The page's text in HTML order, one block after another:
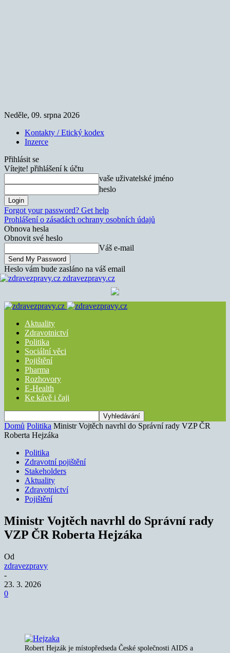
Neděle, 09. srpna 2026
Kontakty / Etický kodex
Inzerce
Přihlásit se
Vítejte! přihlášení k účtu
vaše uživatelské jméno
heslo
Forgot your password? Get help
Prohlášení o zásadách ochrany osobních údajů
Obnova hesla
Obnovit své heslo
Váš e-mail
Heslo vám bude zasláno na váš email
zdravezpravy.cz
Aktuality
Zdravotnictví
Politika
Sociální věci
Pojištění
Pharma
Rozhovory
E-Health
Ke kávě i čaji
Domů Politika Ministr Vojtěch navrhl do Správní rady VZP ČR
Roberta Hejzáka
Politika
Zdravotní pojištění
Stakeholders
Aktuality
Zdravotnictví
Pojištění
Ministr Vojtěch navrhl do Správní rady
VZP ČR Roberta Hejzáka
Od
zdravezpravy
-
23. 3. 2026
0
Robert Hejzák je místopředseda České společnosti AIDS a